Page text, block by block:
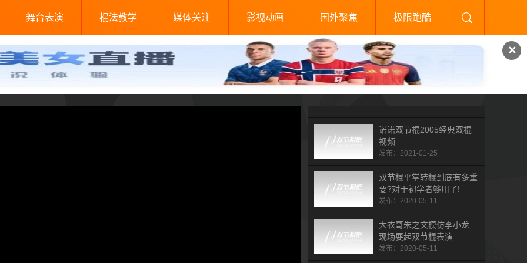
✕
舞台表演 棍法教学 媒体关注 影视动画 国外聚焦 极限跑酷
诺诺双节棍2005经典双棍
视频
发布：2021-01-25
双节棍平掌转棍到底有多重
要?对于初学者够用了!
发布：2020-05-11
大衣哥朱之文模仿李小龙
现场耍起双节棍表演
发布：2020-05-11